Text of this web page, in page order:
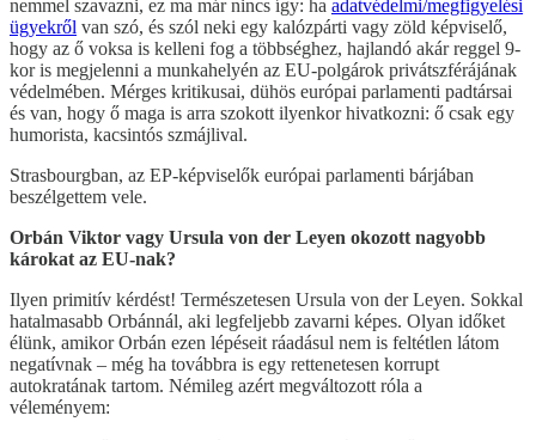
nemmel szavazni, ez ma már nincs így: ha adatvédelmi/megfigyelési
ügyekről van szó, és szól neki egy kalózpárti vagy zöld képviselő,
hogy az ő voksa is kelleni fog a többséghez, hajlandó akár reggel 9-
kor is megjelenni a munkahelyén az EU-polgárok privátszférájának
védelmében. Mérges kritikusai, dühös európai parlamenti padtársai
és van, hogy ő maga is arra szokott ilyenkor hivatkozni: ő csak egy
humorista, kacsintós szmájlival.
Strasbourgban, az EP-képviselők európai parlamenti bárjában
beszélgettem vele.
Orbán Viktor vagy Ursula von der Leyen okozott nagyobb
károkat az EU-nak?
Ilyen primitív kérdést! Természetesen Ursula von der Leyen. Sokkal
hatalmasabb Orbánnál, aki legfeljebb zavarni képes. Olyan időket
élünk, amikor Orbán ezen lépéseit ráadásul nem is feltétlen látom
negatívnak – még ha továbbra is egy rettenetesen korrupt
autokratának tartom. Némileg azért megváltozott róla a
véleményem: